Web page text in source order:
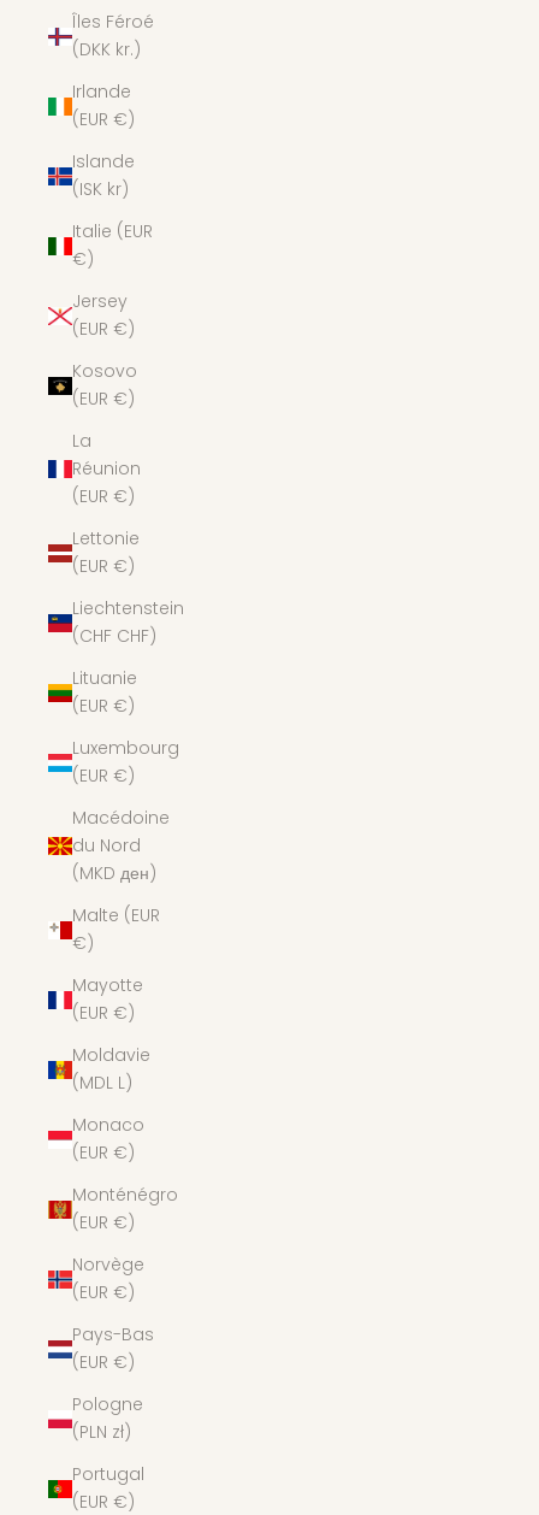
Îles Féroé
(DKK kr.)
Irlande
(EUR €)
Islande
(ISK kr)
Italie (EUR
€)
Jersey
(EUR €)
Kosovo
(EUR €)
La
Réunion
(EUR €)
Lettonie
(EUR €)
Liechtenstein
(CHF CHF)
Lituanie
(EUR €)
Luxembourg
(EUR €)
Macédoine
du Nord
(MKD ден)
Malte (EUR
€)
Mayotte
(EUR €)
Moldavie
(MDL L)
Monaco
(EUR €)
Monténégro
(EUR €)
Norvège
(EUR €)
Pays-Bas
(EUR €)
Pologne
(PLN zł)
Portugal
(EUR €)